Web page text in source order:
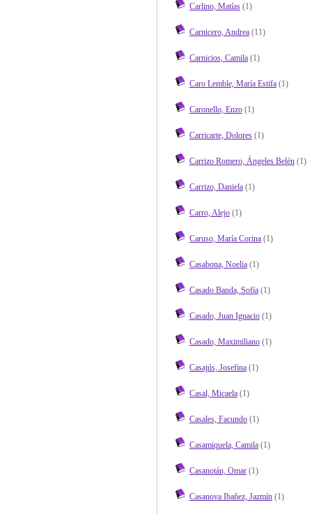
Carlino, Matías(1)
Carnicero, Andrea(11)
Carnicios, Camila(1)
Caro Lemble, María Estifa(1)
Caronello, Enzo(1)
Carricarte, Dolores(1)
Carrizo Romero, Ángeles Belén(1)
Carrizo, Daniela(1)
Carro, Alejo(1)
Caruso, María Corina(1)
Casabona, Noelia(1)
Casado Banda, Sofía(1)
Casado, Juan Ignacio(1)
Casado, Maximiliano(1)
Casajús, Josefina(1)
Casal, Micaela(1)
Casales, Facundo(1)
Casamiquela, Camila(1)
Casanotán, Omar(1)
Casanova Ibañez, Jazmín(1)